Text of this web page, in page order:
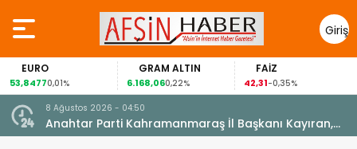
Giriş
Yap
EURO
53,84770,01%
GRAM ALTIN
6.168,060,22%
FAİZ
42,31-0,35%
8 Ağustos 2026 - 04:50
Anahtar Parti Kahramanmaraş İl Başkanı Kayıran,
Afşin Teşkilatı ile buluştu.